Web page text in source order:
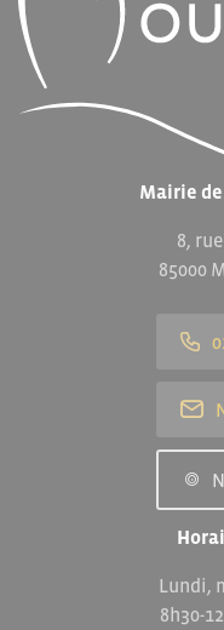
Mairie
8,
85000
Lundi,
8h30-